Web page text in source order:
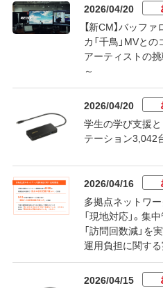
2026/04/20
【新CM】バッフ
カ「千鳥」MVと
アーティストの
～
2026/04/20
学生の学び支援
テーション3,042
2026/04/16
多拠点ネットワー
「現地対応」。集
「訪問回数減」を
運用負担に関する
2026/04/15